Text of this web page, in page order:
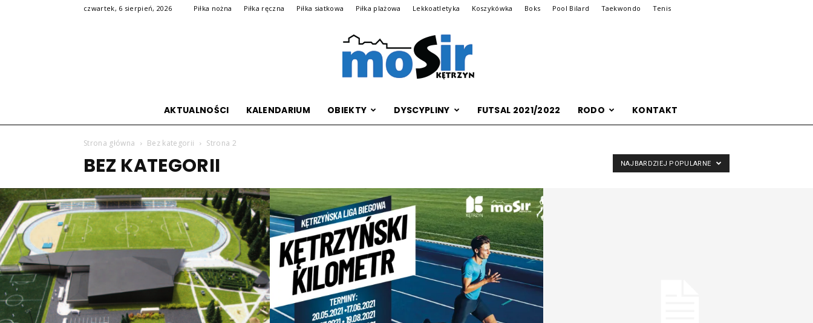
czwartek, 6 sierpień, 2026 Piłka nożna Piłka ręczna Piłka siatkowa Piłka plażowa Lekkoatletyka Koszykówka Boks Pool Bilard Taekwondo Tenis
Archiwalna
wersja
strony
AKTUALNOŚCI KALENDARIUM OBIEKTY DYSCYPLINY FUTSAL 2021/2022 RODO KONTAKT
Strona główna Bez kategorii Strona 2
BEZ KATEGORII NAJBARDZIEJ POPULARNE